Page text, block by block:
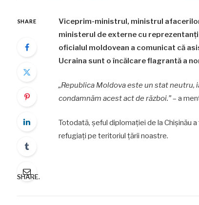
SHARE Viceprim-ministrul, ministrul
ministerul de externe cu
oficialul moldovean a comunicat că
Ucraina sunt o încălcare flagrantă a
„Republica Moldova este un stat
condamnăm acest act de război.”– a
Totodată, șeful diplomației de la Chișinău
refugiați pe teritoriul țării noastre.
SHARE.